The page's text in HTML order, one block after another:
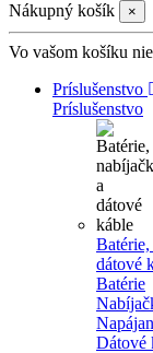
Nákupný košík
×
Vo vašom košíku
Príslušenstvo
Príslušenstvo
dátové
Batérie
Dátové